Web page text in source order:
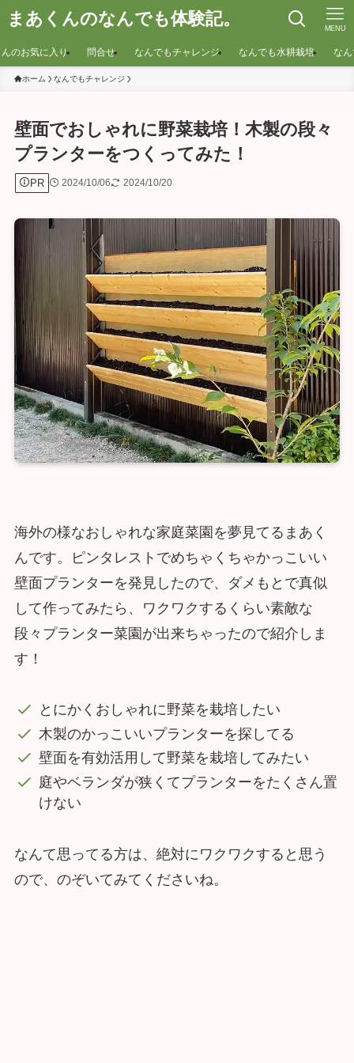
まあくんのなんでも体験記。 MENU
のお気に入り 問合せ なんでもチャレンジ なんでも水耕栽培 な
ホーム なんでもチャレンジ
壁面でおしゃれに野菜栽培！木製の段々
プランターをつくってみた！
PR 2024/10/06 2024/10/20
海外の様なおしゃれな家庭菜園を夢見てるまあく
んです。ピンタレストでめちゃくちゃかっこいい
壁面プランターを発見したので、ダメもとで真似
して作ってみたら、ワクワクするくらい素敵な
段々プランター菜園が出来ちゃったので紹介しま
す！
とにかくおしゃれに野菜を栽培したい
木製のかっこいいプランターを探してる
壁面を有効活用して野菜を栽培してみたい
庭やベランダが狭くてプランターをたくさん置
けない
なんて思ってる方は、絶対にワクワクすると思う
ので、のぞいてみてくださいね。